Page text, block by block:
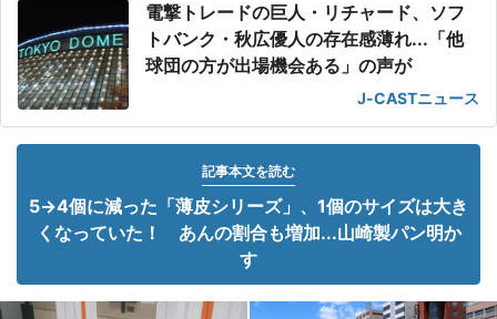
電撃トレードの巨人・リチャード、ソフ
トバンク・秋広優人の存在感薄れ...「他
球団の方が出場機会ある」の声が
J-CASTニュース
記事本文を読む
5→4個に減った「薄皮シリーズ」、1個のサイズは大き
くなっていた！ あんの割合も増加...山崎製パン明か
す